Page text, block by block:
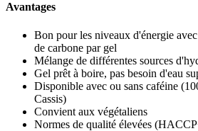
Avantages
Bon pour les niveaux d'énergie
de carbone par gel
Mélange de différentes sources
Gel prêt à boire, pas besoin d'eau
Disponible avec ou sans caféine
Cassis)
Convient aux végétaliens
Normes de qualité élevées